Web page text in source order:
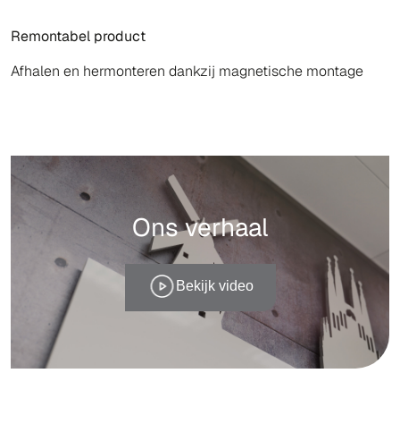
Remontabel product
Afhalen en hermonteren dankzij magnetische montage
Ons verhaal
Bekijk video